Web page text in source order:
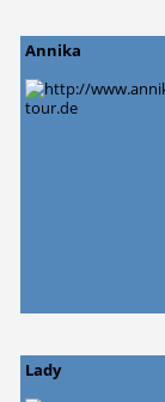
Annika
Lady